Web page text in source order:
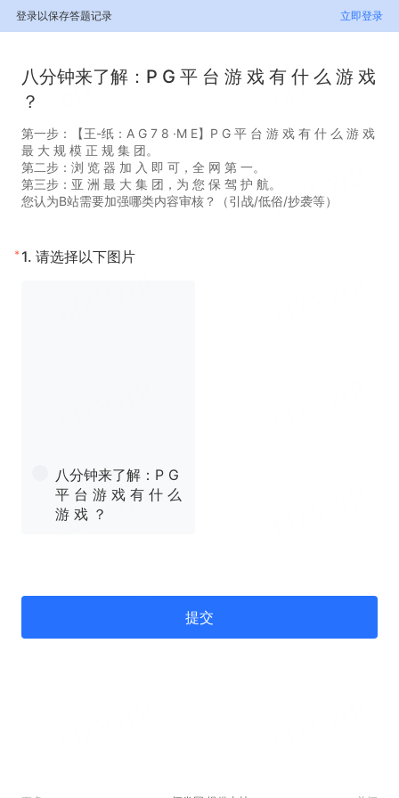
登录以保存答题记录 立即登录
八分钟来了解：P G 平 台 游 戏 有 什 么 游 戏
？
第一步：【王-纸：A G 7 8 ·M E】P G 平 台 游 戏 有 什 么 游 戏
最 大 规 模 正 规 集 团。
第二步：浏 览 器 加 入 即 可，全 网 第 一。
第三步：亚 洲 最 大 集 团，为 您 保 驾 护 航。
您认为B站需要加强哪类内容审核？（引战/低俗/抄袭等）
* 1. 请选择以下图片
八分钟来了解：P G
平 台 游 戏 有 什 么
游 戏 ？
提交